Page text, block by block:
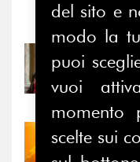
31/07/
Prima
il valore
30/07/2026
Nove
del sito e
modo la
puoi
vuoi
momento
scelte sui